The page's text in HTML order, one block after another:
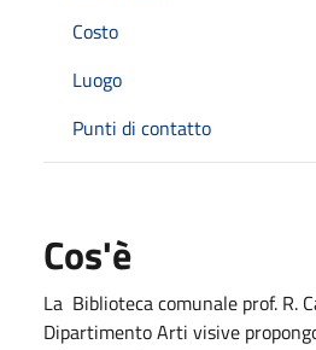
Costo
Luogo
Punti di contatto
Cos'è
La Biblioteca comunale prof. R.
Dipartimento Arti visive